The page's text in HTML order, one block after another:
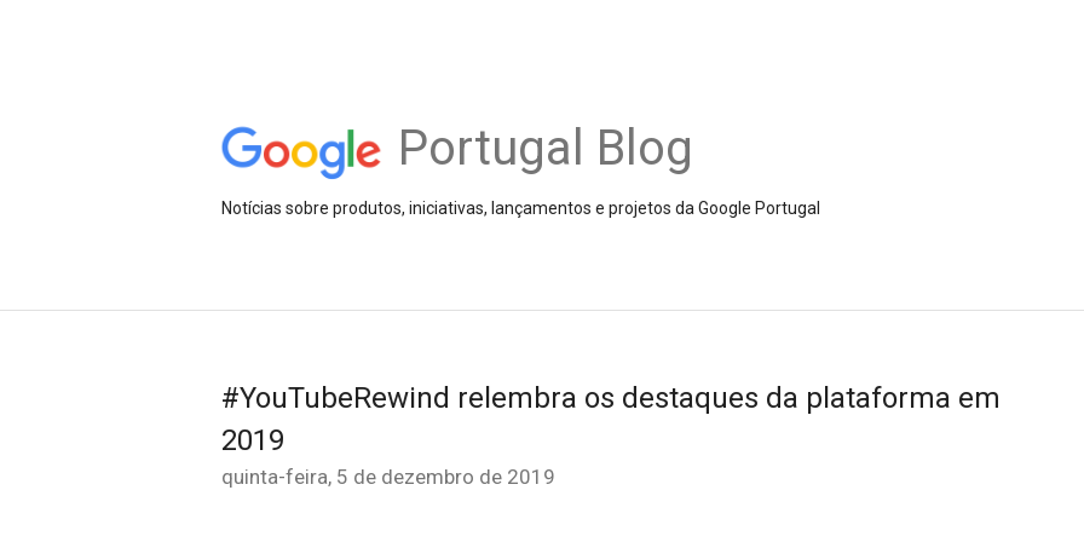
Portugal Blog
Notícias sobre produtos, iniciativas, lançamentos e projetos da Google Portugal
#YouTubeRewind relembra os destaques da plataforma em
2019
quinta-feira, 5 de dezembro de 2019